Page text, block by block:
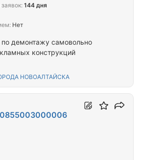
демонтажу самовольно
конструкций
НОВОАЛТАЙСКА
144 дня
Нет